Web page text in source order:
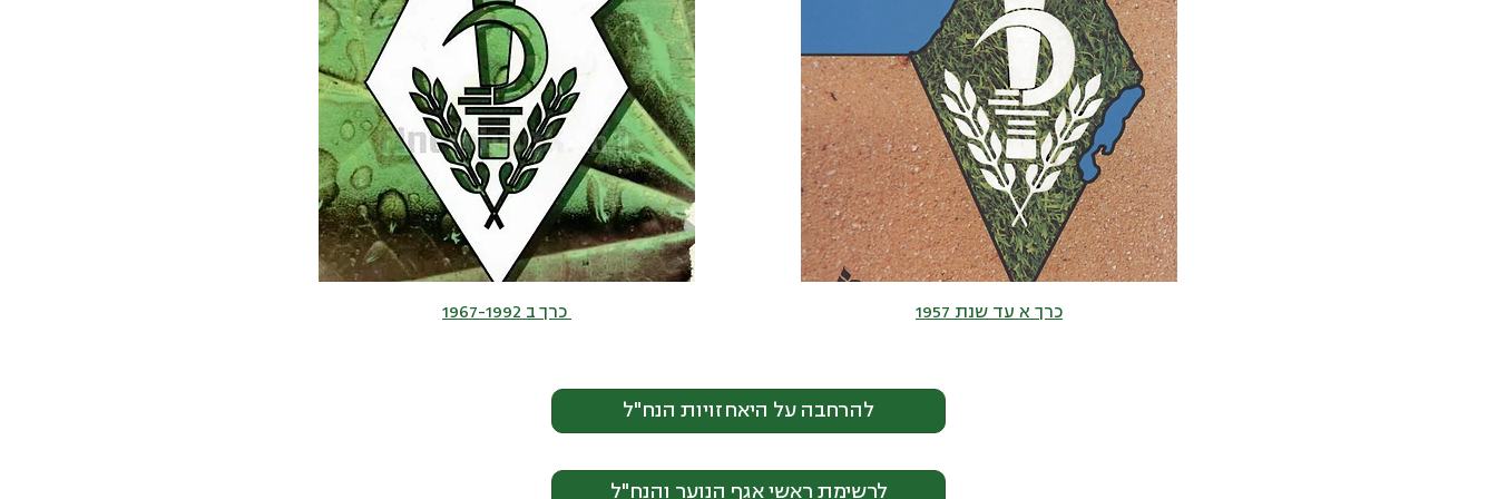
כרך א עד שנת 1957 כרך ב 1967-1992
להרחבה על היאחזויות הנח"ל
לרשימת ראשי אגף הנוער והנח"ל